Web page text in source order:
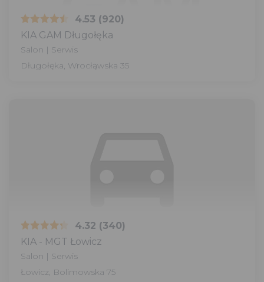
4.53 (920)
KIA GAM Długołęka
Salon | Serwis
Długołęka, Wrocłąwska 35
4.32 (340)
KIA - MGT Łowicz
Salon | Serwis
Łowicz, Bolimowska 75